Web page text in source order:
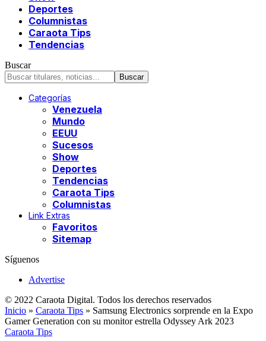
Deportes
Columnistas
Caraota Tips
Tendencias
Buscar
Categorías
Venezuela
Mundo
EEUU
Sucesos
Show
Deportes
Tendencias
Caraota Tips
Columnistas
Link Extras
Favoritos
Sitemap
Síguenos
Advertise
© 2022 Caraota Digital. Todos los derechos reservados
Inicio » Caraota Tips » Samsung Electronics sorprende en la Expo
Gamer Generation con su monitor estrella Odyssey Ark 2023
Caraota Tips